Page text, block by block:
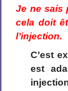
Je ne sais
cela doit
l’injection.
C’est
est